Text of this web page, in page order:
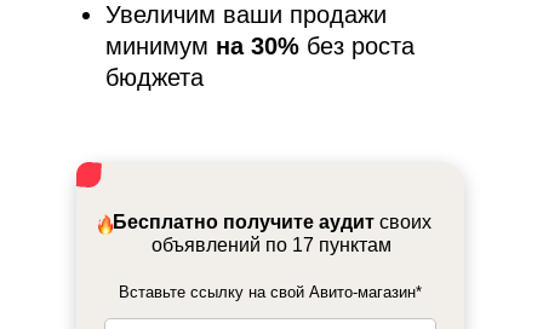
Увеличим ваши продажи
минимум на 30% без роста
бюджета
Вставьте ссылку на свой Авито-магазин*
Бесплатно получите аудит своих
объявлений по 17 пунктам